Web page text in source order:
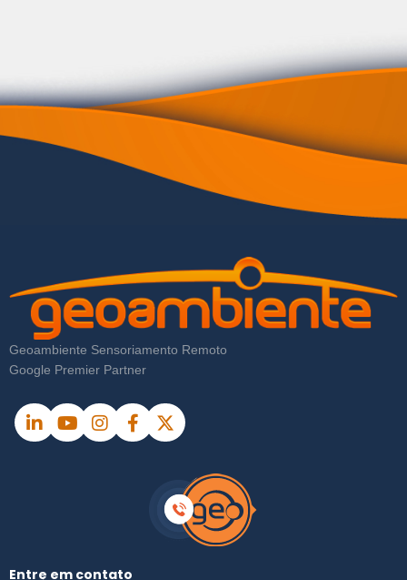
Geoambiente Sensoriamento Remoto
Google Premier Partner
Entre em contato